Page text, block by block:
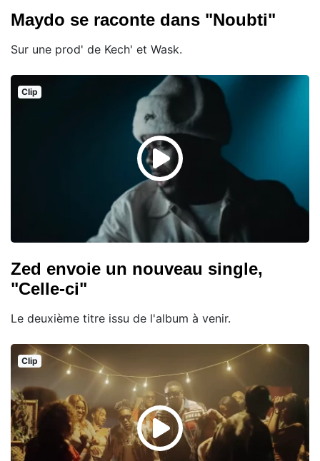
Maydo se raconte dans "Noubti"
Sur une prod' de Kech' et Wask.
Clip
Zed envoie un nouveau single,
"Celle-ci"
Le deuxième titre issu de l'album à venir.
Clip